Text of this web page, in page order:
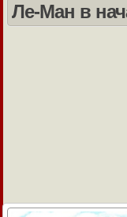
Ле-Ман в